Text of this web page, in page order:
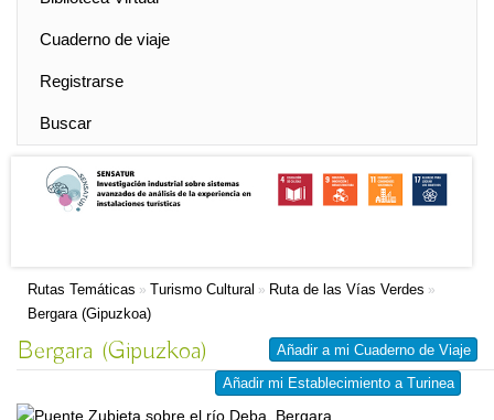
Cuaderno de viaje
Registrarse
Buscar
Rutas Temáticas » Turismo Cultural » Ruta de las Vías Verdes »
Bergara (Gipuzkoa)
Añadir a mi Cuaderno de Viaje
Añadir mi Establecimiento a Turinea
Bergara (Gipuzkoa)